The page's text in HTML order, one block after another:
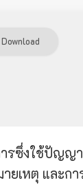
Download
ารซึ่งใช้ปัญญา
ยเหตุ และกา